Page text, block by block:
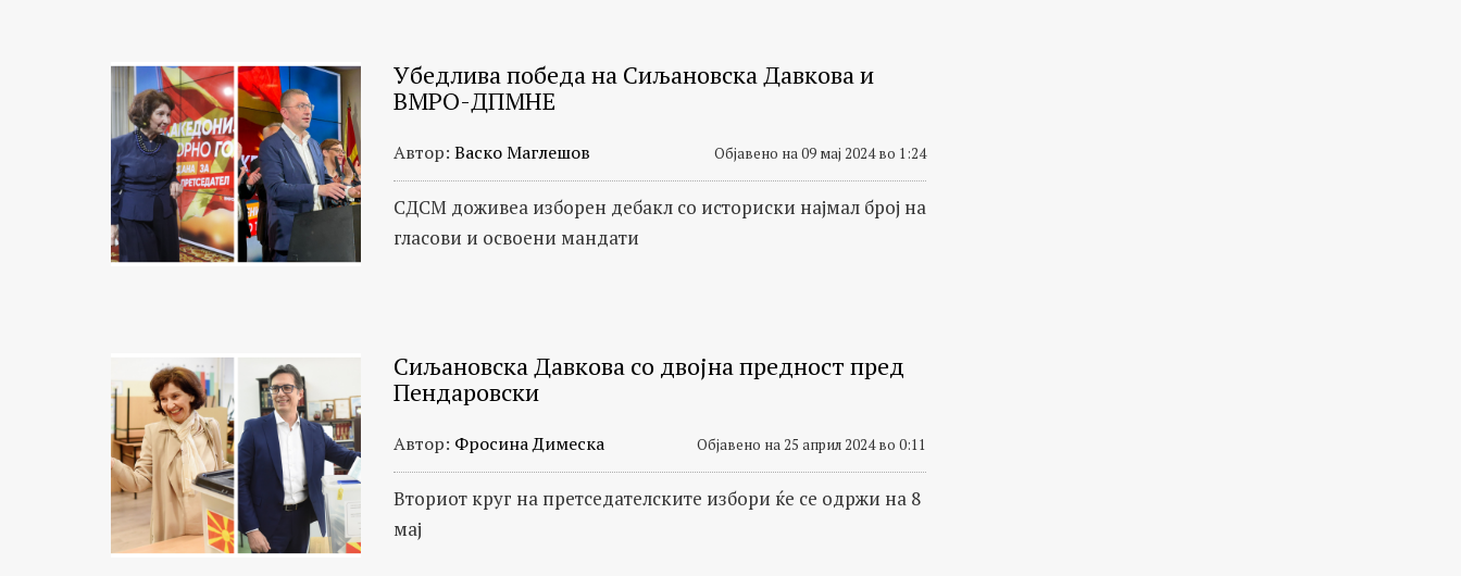
Убедлива победа на Сиљановска Давкова и
ВМРО-ДПМНЕ
Автор: Васко Маглешов Објавено на 09 мај 2024 во 1:24
СДСМ доживеа изборен дебакл со историски најмал број на
гласови и освоени мандати
Сиљановска Давкова со двојна предност пред
Пендаровски
Автор: Фросина Димеска Објавено на 25 април 2024 во 0:11
Вториот круг на претседателските избори ќе се одржи на 8
мај